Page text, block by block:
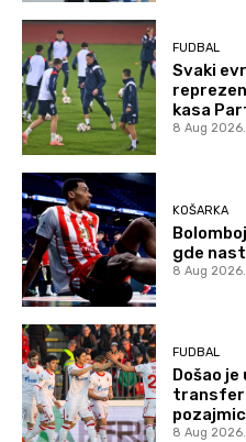
FUDBAL
Svaki
kasa
8 Aug 2026.
KOŠARKA
gde
8 Aug 2026.
FUDBAL
Došao
8 Aug 2026.